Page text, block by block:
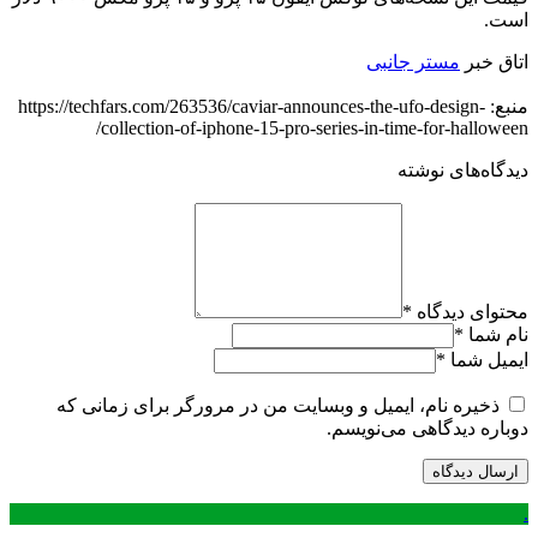
است.
اتاق خبر مستر جانبی
منبع: https://techfars.com/263536/caviar-announces-the-ufo-design-
collection-of-iphone-15-pro-series-in-time-for-halloween/
دیدگاه‌های نوشته
محتوای دیدگاه *
نام شما *
ایمیل شما *
ذخیره نام، ایمیل و وبسایت من در مرورگر برای زمانی که
دوباره دیدگاهی می‌نویسم.
.